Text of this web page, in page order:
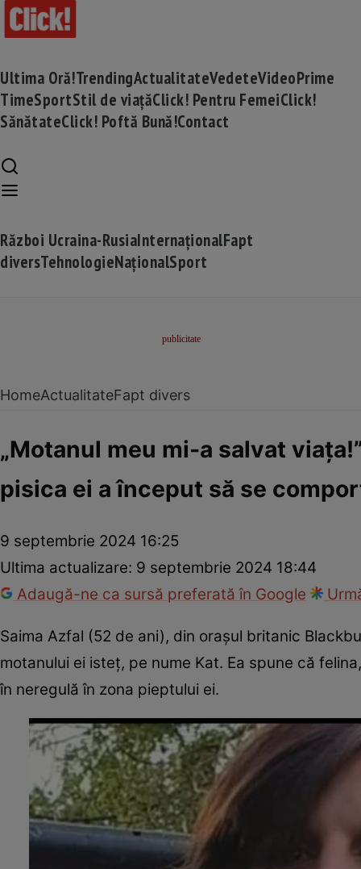
Ultima Oră!TrendingActualitateVedeteVideoPrime
TimeSportStil de viațăClick! Pentru FemeiClick!
SănătateClick! Poftă Bună!Contact
Război Ucraina-RusiaInternaționalFapt
diversTehnologieNaționalSport
HomeActualitateFapt divers
„Motanul meu mi-a salvat
pisica ei a început să se
9 septembrie 2024 16:25
Ultima actualizare: 9 septembrie 2024 18:44
Adaugă-ne ca sursă preferată în Google
Saima Azfal (52 de ani), din orașul britanic
motanului ei isteț, pe nume Kat. Ea spune că
în neregulă în zona pieptului ei.